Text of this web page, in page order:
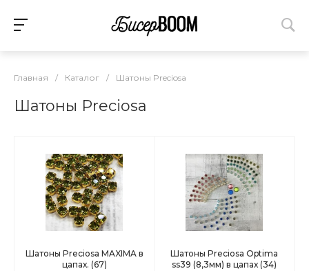
Главная / Каталог / Шатоны Preciosa
Шатоны Preciosa
Шатоны Preciosa MAXIMA в
цапах. (67)
Шатоны Preciosa Optima
ss39 (8,3мм) в цапах (34)